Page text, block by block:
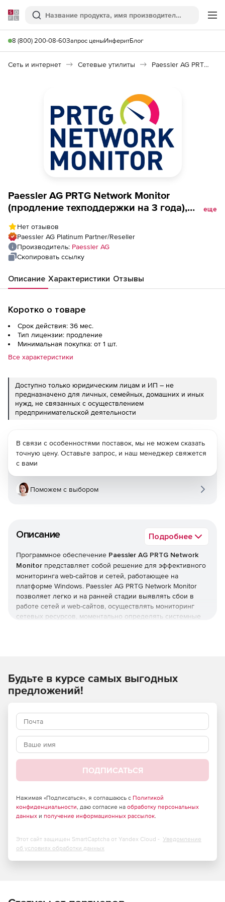
Softline
Поиск
8 (800) 200-08-60Запрос ценыИнферитБлог
Сеть и интернет Сетевые утилиты Paessler AG PRTG Network Monitor
Paessler AG PRTG Network Monitor
(продление техподдержки на 3 года),
еще
Нет отзывов
Paessler AG Platinum Partner/Reseller
Производитель: Paessler AG
Скопировать ссылку
Описание Характеристики Отзывы
Коротко о товаре
Срок действия: 36 мес.
Тип лицензии: продление
Минимальная покупка: от 1 шт.
Все характеристики
Доступно только юридическим лицам и ИП – не
предназначено для личных, семейных, домашних и иных
нужд, не связанных с осуществлением
предпринимательской деятельности
Описание Подробнее
Программное обеспечение Paessler AG PRTG Network
Monitor представляет собой решение для эффективного
мониторинга web-сайтов и сетей, работающее на
платформе Windows. Paessler AG PRTG Network Monitor
позволяет легко и на ранней стадии выявлять сбои в
работе сетей и web-сайтов, осуществлять мониторинг
сетевых ресурсов, моментально определять системные
Среди пользователей Paessler AG PRTG Network Monitor –
более 200 тысяч системных администраторов
организаций малого, среднего бизнеса и компаний из
В связи с особенностями поставок, мы не можем сказать
точную цену. Оставьте запрос, и наш менеджер свяжется
с вами
Поможем с выбором
Будьте в курсе самых выгодных
предложений!
ПОДПИСАТЬСЯ
Нажимая «Подписаться», я соглашаюсь с Политикой
конфиденциальности, даю согласие на обработку персональных
данных и получение информационных рассылок.
Этот сайт защищен SmartCaptcha от Yandex Cloud - Уведомление
об условиях обработки данных